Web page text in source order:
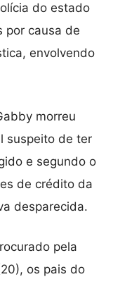
do estado
por causa de
envolvendo
morreu
suspeito de ter
e segundo o
de crédito da
desparecida.
pela
os pais do